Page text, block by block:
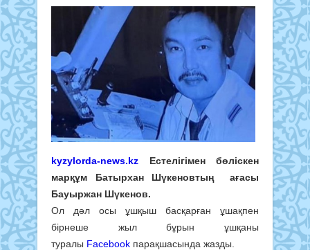
kyzylorda-news.kz Естелігімен бөліскен
марқұм Батырхан Шүкеновтың ағасы
Бауыржан Шүкенов.
Ол дәл осы ұшқыш басқарған ұшақпен
бірнеше жыл бұрын ұшқаны
туралы Facebook парақшасында жазды.